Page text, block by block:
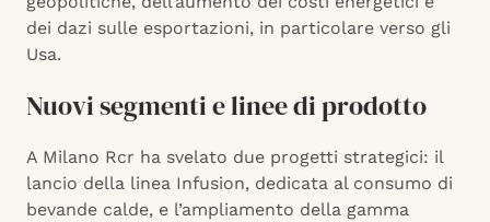
dei dazi sulle esportazioni, in particolare verso gli
Usa.
Nuovi segmenti e linee di prodotto
A Milano Rcr ha svelato due progetti strategici: il
lancio della linea Infusion, dedicata al consumo di
bevande calde, e l’ampliamento della gamma